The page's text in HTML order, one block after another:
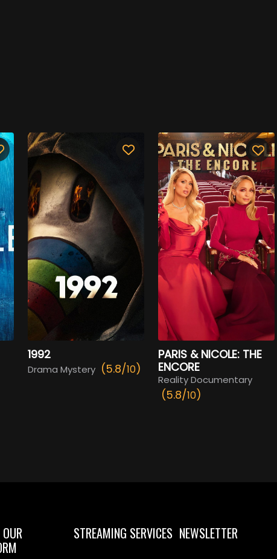
1992
Drama Mystery (5.8/10)
PARIS & NICOLE: THE
ENCORE
Reality Documentary
(5.8/10)
STREAMING SERVICES NEWSLETTER